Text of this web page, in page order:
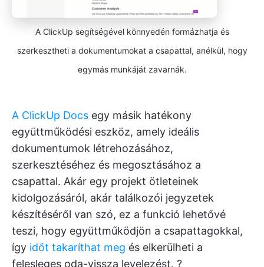
A ClickUp segítségével könnyedén formázhatja és
szerkesztheti a dokumentumokat a csapattal, anélkül, hogy
egymás munkáját zavarnák.
A ClickUp Docs egy másik hatékony
együttműködési eszköz, amely ideális
dokumentumok létrehozásához,
szerkesztéséhez és megosztásához a
csapattal. Akár egy projekt ötleteinek
kidolgozásáról, akár találkozói jegyzetek
készítéséről van szó, ez a funkció lehetővé
teszi, hogy együttműködjön a csapattagokkal,
így időt takaríthat meg és elkerülheti a
felesleges oda-vissza levelezést. ?